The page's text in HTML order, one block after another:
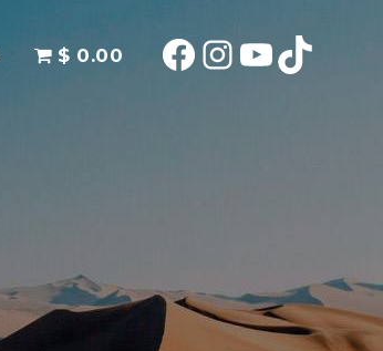
$ 0.00